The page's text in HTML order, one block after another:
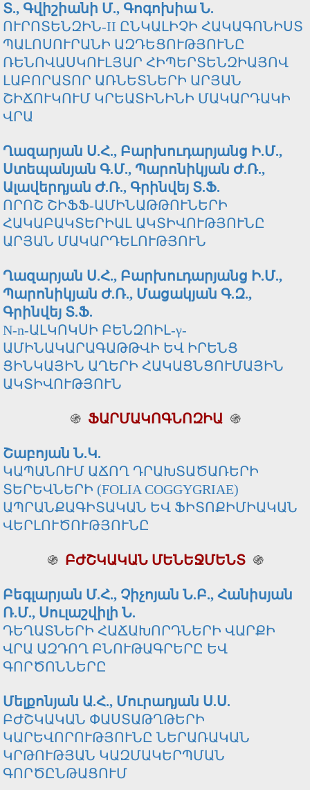
Տ., Գվիշիանի Մ., Գոգոխիա Ն.
ՈՒՐՈՏԵՆԶԻՆ-II ԸՆԿԱԼԻՉԻ ՀԱԿԱԳՈՆԻՍՏ
ՊԱԼՈՍՈՒՐԱՆԻ ԱԶԴԵՑՈՒԹՅՈՒՆԸ
ՌԵՆՈՎԱՍԿՈՒԼՅԱՐ ՀԻՊԵՐՏԵՆԶԻԱՅՈՎ
ԼԱԲՈՐԱՏՈՐ ԱՌՆԵՏՆԵՐԻ ԱՐՅԱՆ
ՇԻՃՈՒԿՈՒՄ ԿՐԵԱՏԻՆԻՆԻ ՄԱԿԱՐԴԱԿԻ
ՎՐԱ
Ղազարյան Ս.Հ., Բարխուդարյանց Ի.Մ.,
Ստեպանյան Գ.Մ., Պարոնիկյան Ժ.Ռ.,
Ալավերդյան Ժ.Ռ., Գրինվեյ Տ.Ֆ.
ՈՐՈՇ ՇԻՖՖ-ԱՄԻՆԱԹԹՈՒՆԵՐԻ
ՀԱԿԱԲԱԿՏԵՐԻԱԼ ԱԿՏԻՎՈՒԹՅՈՒՆԸ
ԱՐՅԱՆ ՄԱԿԱՐԴԵԼՈՒԹՅՈՒՆ
Ղազարյան Ս.Հ., Բարխուդարյանց Ի.Մ.,
Պարոնիկյան Ժ.Ռ., Մացակյան Գ.Զ.,
Գրինվեյ Տ.Ֆ.
N-n-ԱԼԿՈԿՍԻ ԲԵՆԶՈԻԼ-γ-
ԱՄԻՆԱԿԱՐԱԳԱԹԹՎԻ ԵՎ ԻՐԵՆՑ
ՑԻՆԿԱՅԻՆ ԱՂԵՐԻ ՀԱԿԱՑՆՑՈՒՄԱՅԻՆ
ԱԿՏԻՎՈՒԹՅՈՒՆ
֍ ՖԱՐՄԱԿՈԳՆՈԶԻԱ ֍
Շաբոյան Ն.Կ.
ԿԱՊԱՆՈՒՄ ԱՃՈՂ ԴՐԱԽՏԱԾԱՌԵՐԻ
ՏԵՐԵՎՆԵՐԻ (FOLIA COGGYGRIAE)
ԱՊՐԱՆՔԱԳԻՏԱԿԱՆ ԵՎ ՖԻՏՈՔԻՄԻԱԿԱՆ
ՎԵՐԼՈՒԾՈՒԹՅՈՒՆԸ
֍ ԲԺՇԿԱԿԱՆ ՄԵՆԵՋՄԵՆՏ ֍
Բեգլարյան Մ.Հ., Չիչոյան Ն.Բ., Հանիսյան
Ռ.Մ., Սուլաշվիլի Ն.
ԴԵՂԱՏՆԵՐԻ ՀԱՃԱԽՈՐԴՆԵՐԻ ՎԱՐՔԻ
ՎՐԱ ԱԶԴՈՂ ԲՆՈՒԹԱԳՐԵՐԸ ԵՎ
ԳՈՐԾՈՆՆԵՐԸ
Մելքոնյան Ա.Հ., Մուրադյան Ս.Ս.
ԲԺՇԿԱԿԱՆ ՓԱՍՏԱԹՂԹԵՐԻ
ԿԱՐԵՎՈՐՈՒԹՅՈՒՆԸ ՆԵՐԱՌԱԿԱՆ
ԿՐԹՈՒԹՅԱՆ ԿԱԶՄԱԿԵՐՊՄԱՆ
ԳՈՐԾԸՆԹԱՑՈՒՄ